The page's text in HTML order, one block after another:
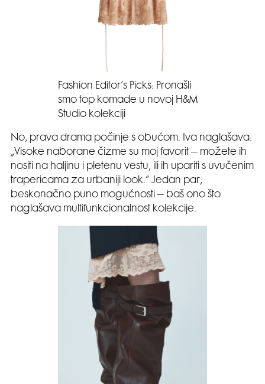
Fashion Editor’s Picks: Pronašli
smo top komade u novoj H&M
Studio kolekciji
No, prava drama počinje s obućom. Iva naglašava:
„Visoke naborane čizme su moj favorit – možete ih
nositi na haljinu i pletenu vestu, ili ih upariti s uvučenim
trapericama za urbaniji look.“ Jedan par,
beskonačno puno mogućnosti – baš ono što
naglašava multifunkcionalnost kolekcije.